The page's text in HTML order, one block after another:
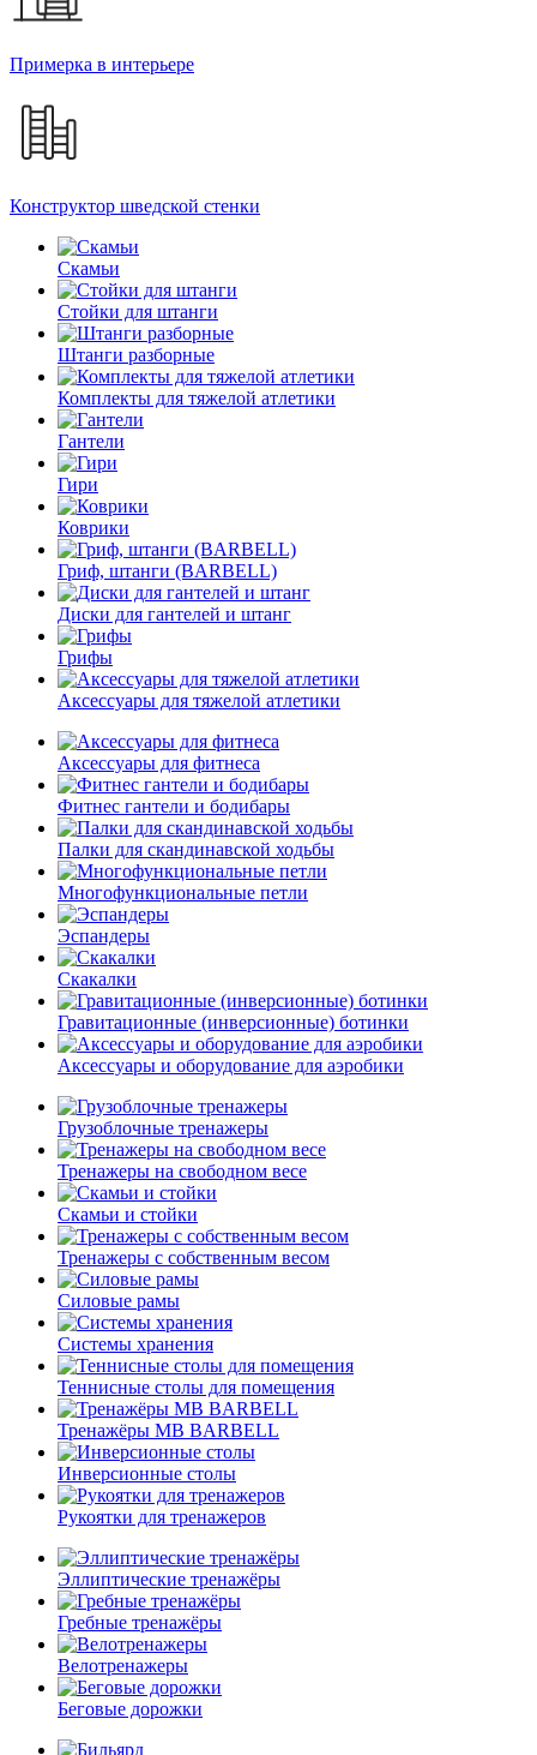
Примерка в интерьере
Конструктор шведской стенки
Скамьи
Стойки для штанги
Штанги разборные
Комплекты для тяжелой атлетики
Гантели
Гири
Коврики
Гриф, штанги (BARBELL)
Диски для гантелей и штанг
Грифы
Аксессуары для тяжелой атлетики
Аксессуары для фитнеса
Фитнес гантели и бодибары
Палки для скандинавской ходьбы
Многофункциональные петли
Эспандеры
Скакалки
Гравитационные (инверсионные) ботинки
Аксессуары и оборудование для аэробики
Грузоблочные тренажеры
Тренажеры на свободном весе
Скамьи и стойки
Тренажеры с собственным весом
Силовые рамы
Системы хранения
Теннисные столы для помещения
Тренажёры MB BARBELL
Инверсионные столы
Рукоятки для тренажеров
Эллиптические тренажёры
Гребные тренажёры
Велотренажеры
Беговые дорожки